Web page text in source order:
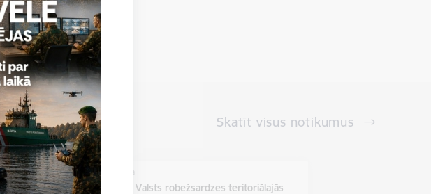
Skatīt visus notikumus
Atrašanās vieta
tiešsaistē un Valsts robežsardzes teritoriālajās